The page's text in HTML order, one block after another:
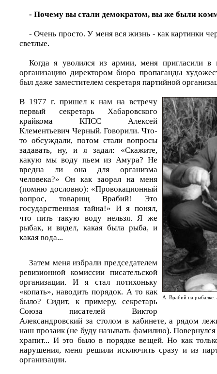
- Почему вы стали демократом, вы же были
- Очень просто. У меня вся жизнь - как картинки
светлые.
Когда я уволился из армии, меня пригласили в
организацию директором бюро пропаганды
был даже заместителем секретаря партийной
А. Врабий на
В 1977 г. пришел к нам на встречу
первый секретарь Хабаровского
крайкома КПСС Алексей
Клементьевич Черный. Говорили. Что-
то обсуждали, потом стали вопросы
задавать, ну, и я задал: «Скажите,
какую мы воду пьем из Амура? Не
вредна ли она для организма
человека?» Он как заорал на меня
(помню дословно): «Провокационный
вопрос, товарищ Врабий! Это
государственная тайна!» И я понял,
что пить такую воду нельзя. Я же
рыбак, и видел, какая была рыба, и
какая вода...
Затем меня избрали председателем
ревизионной комиссии писательской
организации. И я стал потихоньку
«копать», наводить порядок. А то как
было? Сидит, к примеру, секретарь
Союза писателей Виктор
Александровский за столом в кабинете, а рядом
наш прозаик (не буду называть фамилию).
храпит... И это было в порядке вещей. Но как
нарушения, меня решили исключить сразу и из
организации.